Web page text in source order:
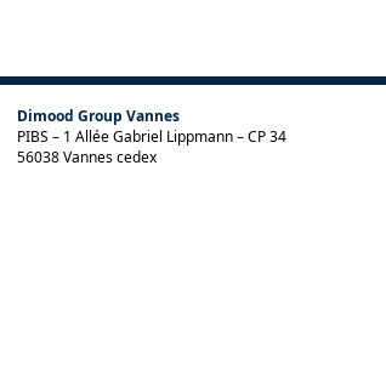
Dimood Group Vannes
PIBS – 1 Allée Gabriel Lippmann – CP 34
56038 Vannes cedex